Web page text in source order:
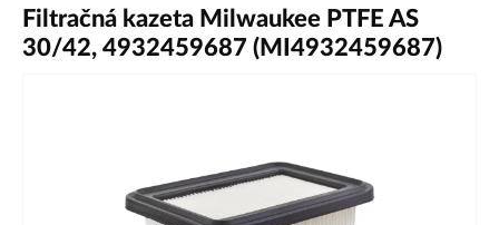
Filtračná kazeta Milwaukee PTFE AS
30/42, 4932459687 (MI4932459687)